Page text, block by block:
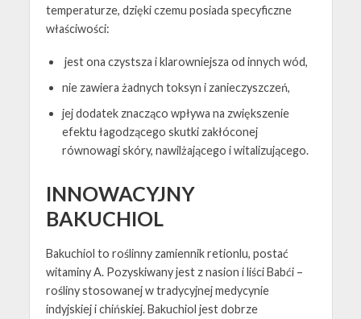
temperaturze, dzięki czemu posiada specyficzne
właściwości:
jest ona czystsza i klarowniejsza od innych wód,
nie zawiera żadnych toksyn i zanieczyszczeń,
jej dodatek znacząco wpływa na zwiększenie
efektu łagodzącego skutki zakłóconej
równowagi skóry, nawilżającego i witalizującego.
INNOWACYJNY
BAKUCHIOL
Bakuchiol to roślinny zamiennik retionlu, postać
witaminy A. Pozyskiwany jest z nasion i liści Babći –
rośliny stosowanej w tradycyjnej medycynie
indyjskiej i chińskiej. Bakuchiol jest dobrze